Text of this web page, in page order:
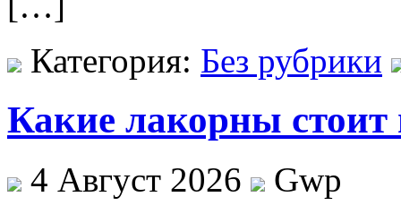
Категория: Без рубрики
Какие лакорны стоит
4 Август 2026
Gwp